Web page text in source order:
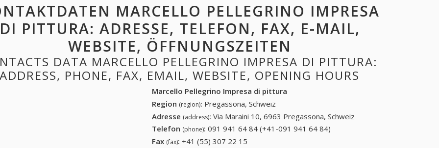
MARCELLO PELLEGRINO IMPRESA
DI PITTURA: ADRESSE, TELEFON, FAX, E-MAIL,
WEBSITE, ÖFFNUNGSZEITEN
DATA MARCELLO PELLEGRINO IMPRESA DI PITTURA:
ADDRESS, PHONE, FAX, EMAIL, WEBSITE, OPENING HOURS
Marcello Pellegrino Impresa di pittura
Region (region): Pregassona, Schweiz
Adresse (address): Via Maraini 10, 6963 Pregassona, Schweiz
Telefon (phone): 091 941 64 84 (+41-091 941 64 84)
Fax (fax): +41 (55) 307 22 15